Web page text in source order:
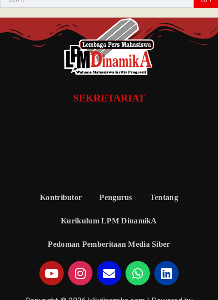
SEKRETARIAT
Kontributor Pengurus Tentang
Kurikulum LPM DinamikA
Pedoman Pemberitaan Media Siber